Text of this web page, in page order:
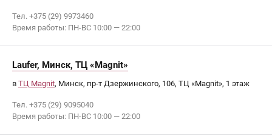
Тел. +375 (29) 9973460
Время работы: ПН-ВС 10:00 — 22:00
Laufer, Минск, ТЦ «Magnit»
в ТЦ Magnit, Минск, пр-т Дзержинского, 106, ТЦ «Magnit», 1 этаж
Тел. +375 (29) 9095040
Время работы: ПН-ВС 10:00 — 22:00